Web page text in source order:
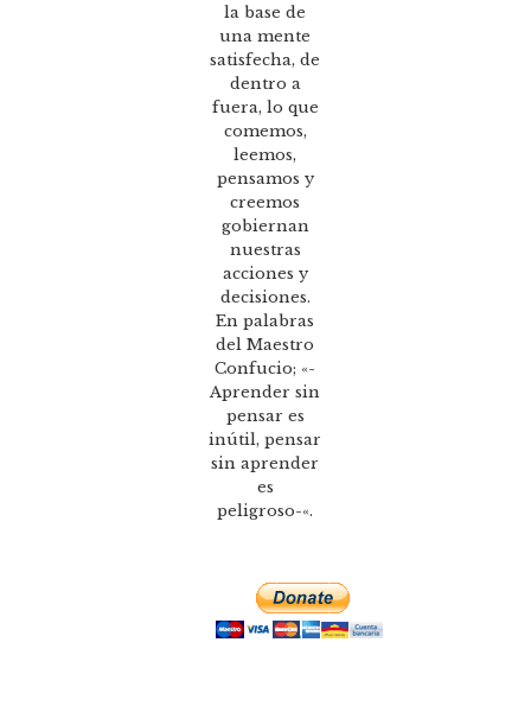
la base de
una mente
satisfecha, de
dentro a
fuera, lo que
comemos,
leemos,
pensamos y
creemos
gobiernan
nuestras
acciones y
decisiones.
En palabras
del Maestro
Confucio; «-
Aprender sin
pensar es
inútil, pensar
sin aprender
es
peligroso-«.